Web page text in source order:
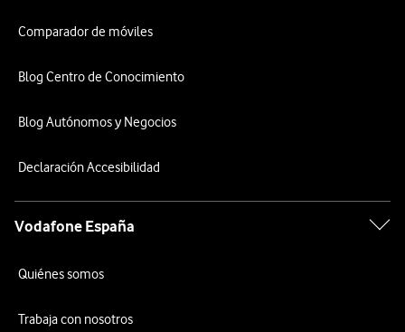
Comparador de móviles
Blog Centro de Conocimiento
Blog Autónomos y Negocios
Declaración Accesibilidad
Vodafone España
Quiénes somos
Trabaja con nosotros